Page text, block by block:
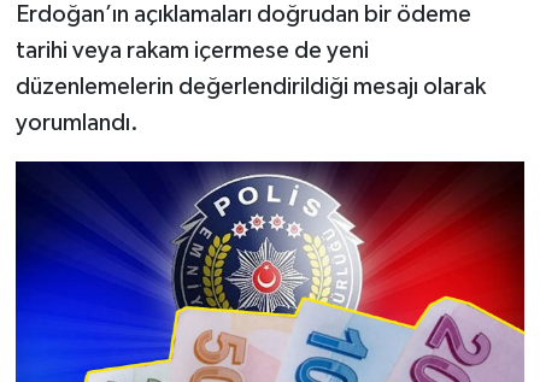
Erdoğan’ın açıklamaları doğrudan bir ödeme
tarihi veya rakam içermese de yeni
düzenlemelerin değerlendirildiği mesajı olarak
yorumlandı.